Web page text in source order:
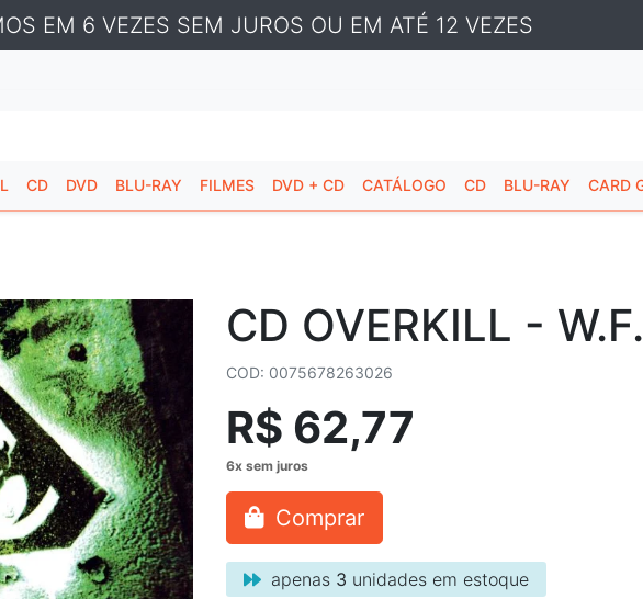
EM 6 VEZES SEM JUROS OU EM ATÉ 12 VEZES
CD DVD BLU-RAY FILMES DVD + CD CATÁLOGO CD BLU-RAY CARD
CD OVERKILL -
COD: 0075678263026
R$ 62,77
Comprar
apenas 3 unidades em estoque